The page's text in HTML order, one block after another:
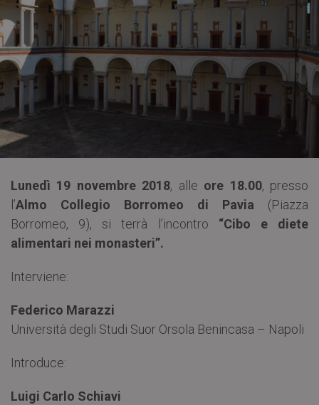
Lunedì 19 novembre 2018, alle ore 18.00, presso
l’Almo Collegio Borromeo di Pavia (Piazza
Borromeo, 9), si terrà l’incontro “Cibo e diete
alimentari nei monasteri”.
Interviene:
Federico Marazzi
Università degli Studi Suor Orsola Benincasa – Napoli
Introduce:
Luigi Carlo Schiavi